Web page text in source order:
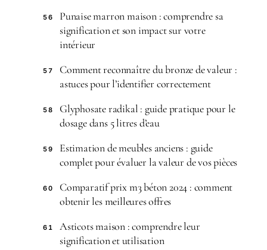
56
Punaise marron maison : comprendre sa
signification et son impact sur votre
intérieur
57
Comment reconnaître du bronze de valeur :
astuces pour l’identifier correctement
58
Glyphosate radikal : guide pratique pour le
dosage dans 5 litres d’eau
59
Estimation de meubles anciens : guide
complet pour évaluer la valeur de vos pièces
60
Comparatif prix m3 béton 2024 : comment
obtenir les meilleures offres
61
Asticots maison : comprendre leur
signification et utilisation